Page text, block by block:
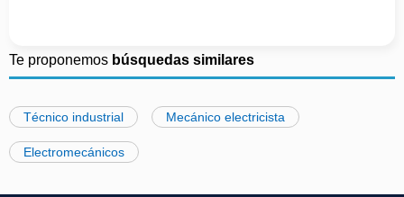
Te proponemos búsquedas similares
Técnico industrial Mecánico electricista
Electromecánicos